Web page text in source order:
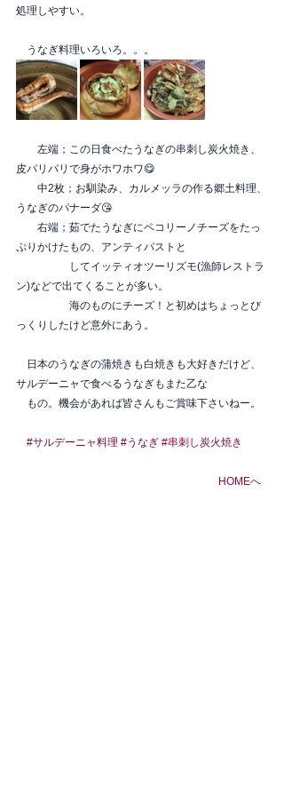
処理しやすい。
うなぎ料理いろいろ。。。
左端；この日食べたうなぎの串刺し炭火焼き、
皮パリパリで身がホワホワ😋
中2枚；お馴染み、カルメッラの作る郷土料理、
うなぎのパナーダ😘
右端；茹でたうなぎにペコリーノチーズをたっ
ぷりかけたもの、アンティパストと
してイッティオツーリズモ(漁師レストラ
ン)などで出てくることが多い。
海のものにチーズ！と初めはちょっとび
っくりしたけど意外にあう。
日本のうなぎの蒲焼きも白焼きも大好きだけど、
サルデーニャで食べるうなぎもまた乙な
もの。機会があれば皆さんもご賞味下さいねー。
#サルデーニャ料理 #うなぎ #串刺し炭火焼き
HOMEへ